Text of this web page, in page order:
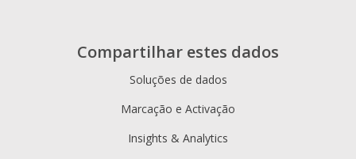
Compartilhar estes dados
Soluções de dados
Marcação e Activação
Insights & Analytics